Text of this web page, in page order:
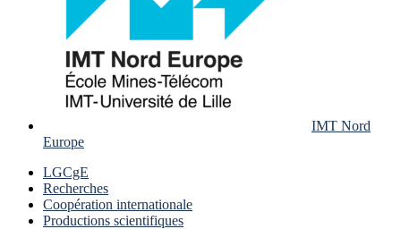
IMT Nord
Europe
LGCgE
Recherches
Coopération internationale
Productions scientifiques